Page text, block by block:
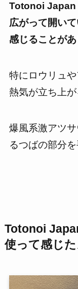
Totonoi Japan
広がって開い
感じることがあ
特にロウリュ
熱気が立ち上が
爆風系激アツ
るつばの部分
Totonoi
使って感じ